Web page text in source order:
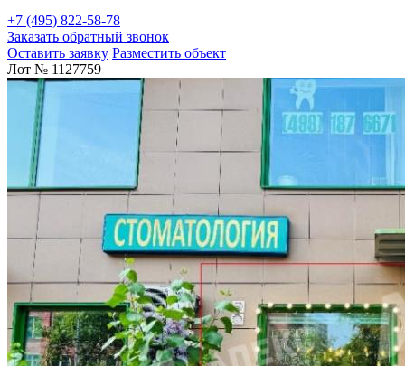
+7 (495) 822-58-78
Заказать обратный звонок
Оставить заявку Разместить объект
Лот № 1127759